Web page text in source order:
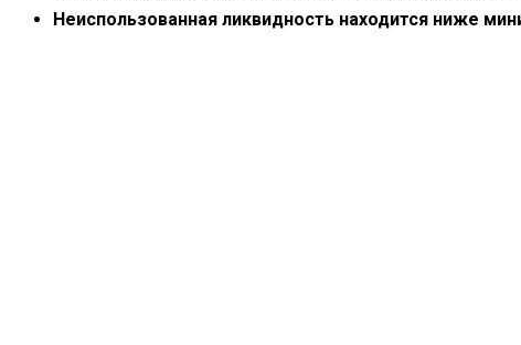
Неиспользованная ликвидность находится ниже